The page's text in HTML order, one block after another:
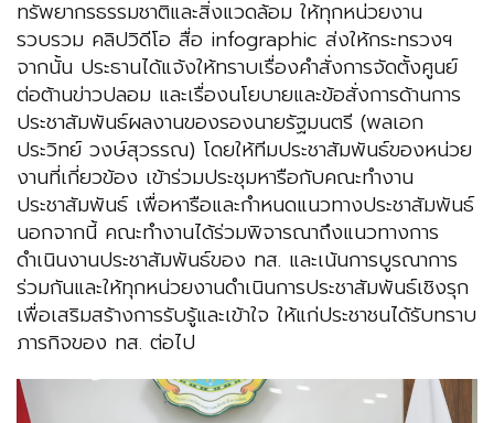
ทรัพยากรธรรมชาติและสิ่งแวดล้อม ให้ทุกหน่วยงาน
รวบรวม คลิปวิดีโอ สื่อ infographic ส่งให้กระทรวงฯ
จากนั้น ประธานได้แจ้งให้ทราบเรื่องคำสั่งการจัดตั้งศูนย์
ต่อต้านข่าวปลอม และเรื่องนโยบายและข้อสั่งการด้านการ
ประชาสัมพันธ์ผลงานของรองนายรัฐมนตรี (พลเอก
ประวิทย์ วงษ์สุวรรณ) โดยให้ทีมประชาสัมพันธ์ของหน่วย
งานที่เกี่ยวข้อง เข้าร่วมประชุมหารือกับคณะทำงาน
ประชาสัมพันธ์ เพื่อหารือและกำหนดแนวทางประชาสัมพันธ์
นอกจากนี้ คณะทำงานได้ร่วมพิจารณาถึงแนวทางการ
ดำเนินงานประชาสัมพันธ์ของ ทส. และเน้นการบูรณาการ
ร่วมกันและให้ทุกหน่วยงานดำเนินการประชาสัมพันธ์เชิงรุก
เพื่อเสริมสร้างการรับรู้และเข้าใจ ให้แก่ประชาชนได้รับทราบ
ภารกิจของ ทส. ต่อไป